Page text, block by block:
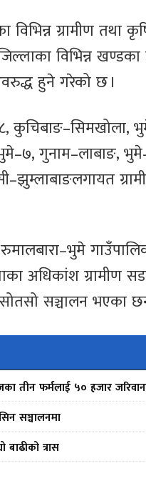
विभिन्न ग्रामीण
विभिन्न
हुने गरेको छ ।
कुचिबाङ–सिमखोला,
गुनाम–लाबाङ,
अधिकांश ग्रामीण
सञ्चालन भएका
तीन फर्मलाई ५० हजार
सञ्चालनमा
बाढीको त्रास